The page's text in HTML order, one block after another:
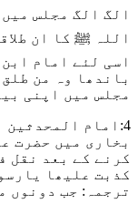
الگ الگ مجلس
اللہ ﷺ کا ان
اسی لئے امام
باندھا وہ من
مجلس میں اپنی
4:امام
بخاری میں حضرت
کرنے کے بعد نقل
کذبت علیھا
ترجمہ: جب دونوں